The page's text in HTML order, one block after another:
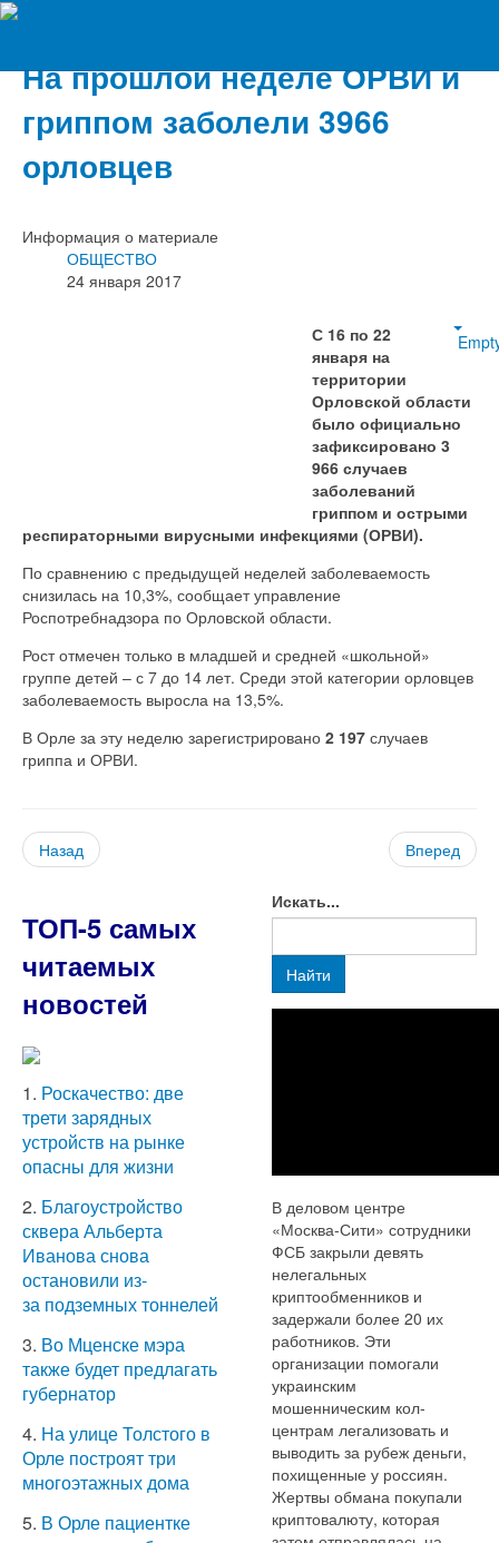
На прошлой неделе ОРВИ и
гриппом заболели 3966
орловцев
Информация о материале
ОБЩЕСТВО
24 января 2017
С 16 по 22
января на
территории
Орловской области
было официально
зафиксировано 3
966 случаев
заболеваний
гриппом и острыми
респираторными вирусными инфекциями (ОРВИ).
По сравнению с предыдущей неделей заболеваемость
снизилась на 10,3%, сообщает управление
Роспотребнадзора по Орловской области.
Рост отмечен только в младшей и средней «школьной»
группе детей – с 7 до 14 лет. Среди этой категории орловцев
заболеваемость выросла на 13,5%.
В Орле за эту неделю зарегистрировано 2 197 случаев
гриппа и ОРВИ.
Назад Вперед
ТОП-5 самых
читаемых
новостей
1. Роскачество: две
трети зарядных
устройств на рынке
опасны для жизни
2. Благоустройство
сквера Альберта
Иванова снова
остановили из-
за подземных тоннелей
3. Во Мценске мэра
также будет предлагать
губернатор
4. На улице Толстого в
Орле построят три
многоэтажных дома
5. В Орле пациентке
Искать...
Найти
В деловом центре
«Москва-Сити» сотрудники
ФСБ закрыли девять
нелегальных
криптообменников и
задержали более 20 их
работников. Эти
организации помогали
украинским
мошенническим кол-
центрам легализовать и
выводить за рубеж деньги,
похищенные у россиян.
Жертвы обмана покупали
криптовалюту, которая